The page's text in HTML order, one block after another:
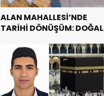
ALAN MAHALLESİ’NDE
TARİHİ DÖNÜŞÜM: DOĞAL
TAPU SORUNU ÇÖZÜLDÜ